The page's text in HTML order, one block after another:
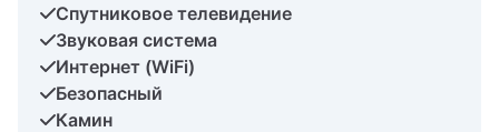
Спутниковое телевидение
Звуковая система
Интернет (WiFi)
Безопасный
Камин